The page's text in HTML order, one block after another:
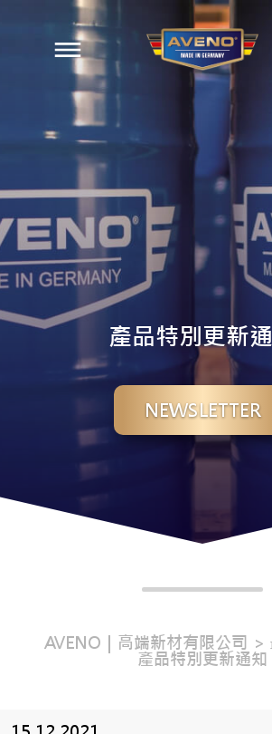
EN ZH
產品特別更新
NEWSLETTER
AVENO｜高端新材有限公司
產品特別更新通知